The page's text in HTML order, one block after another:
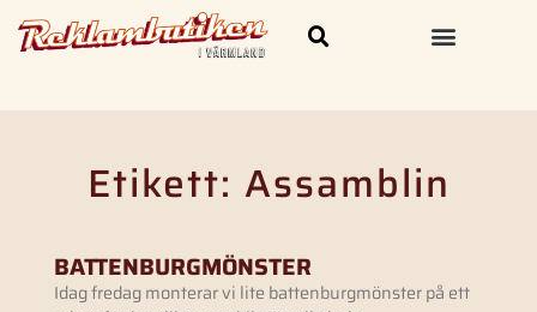
Etikett: Assamblin
BATTENBURGMÖNSTER
Idag fredag monterar vi lite battenburgmönster på ett